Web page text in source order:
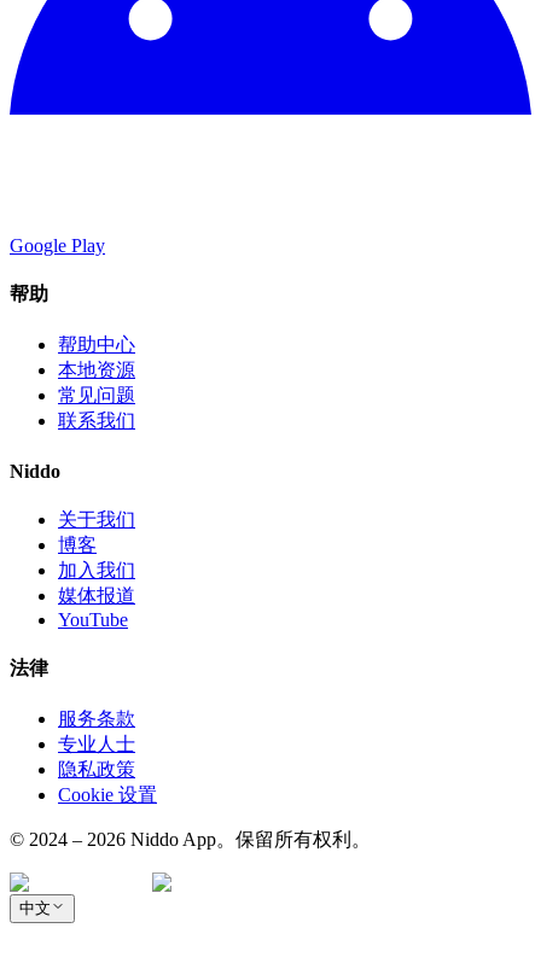
Google Play
帮助
帮助中心
本地资源
常见问题
联系我们
Niddo
关于我们
博客
加入我们
媒体报道
YouTube
法律
服务条款
专业人士
隐私政策
Cookie 设置
© 2024 – 2026 Niddo App。保留所有权利。
中文